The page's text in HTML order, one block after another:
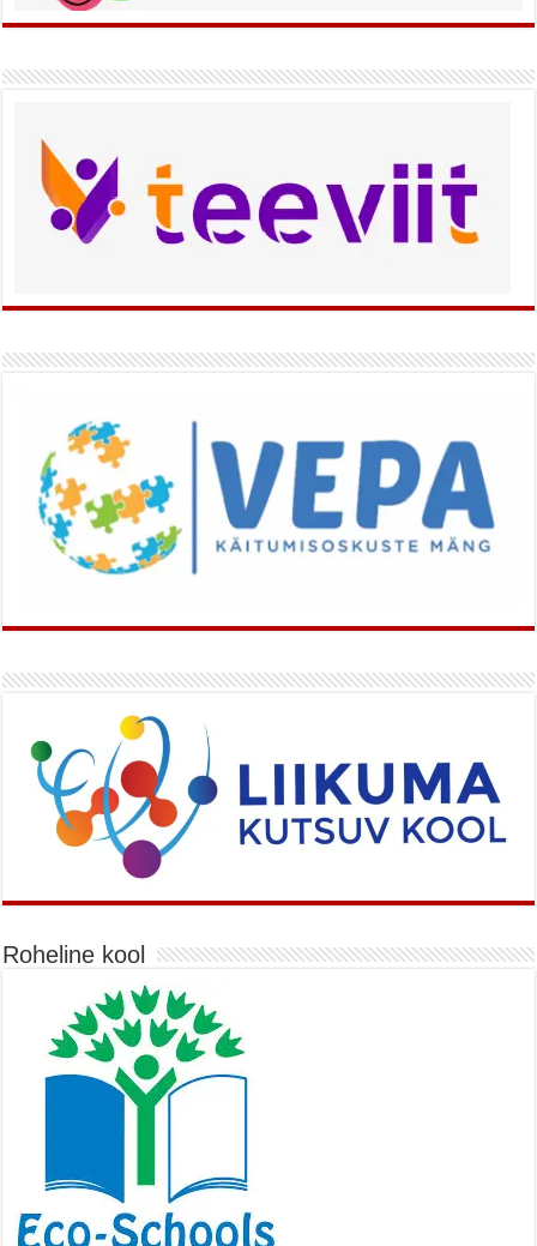
Roheline kool